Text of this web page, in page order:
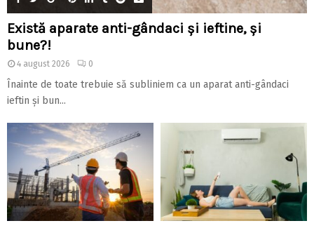
Există aparate anti-gândaci și ieftine, și
bune?!
4 august 2026 0
Înainte de toate trebuie să subliniem ca un aparat anti-gândaci
ieftin și bun...